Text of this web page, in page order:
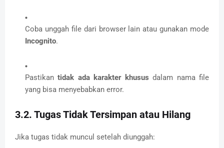
Coba unggah file dari browser lain atau gunakan mode
Incognito.
Pastikantidak ada karakter khusus dalam nama file
yang bisa menyebabkan error.
3.2. Tugas Tidak Tersimpan atau Hilang
Jika tugas tidak muncul setelah diunggah: